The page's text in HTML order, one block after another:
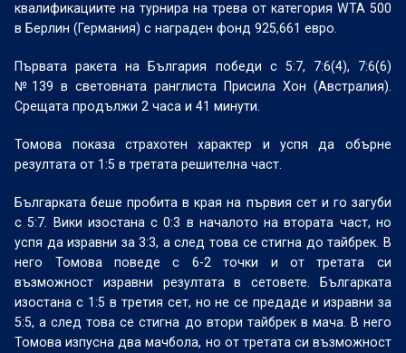
квалификациите на турнира на трева от категория WTA 500
в Берлин (Германия) с награден фонд 925,661 евро.
Първата ракета на България победи с 5:7, 7:6(4), 7:6(6)
№139 в световната ранглиста Присила Хон (Австралия).
Срещата продължи 2 часа и 41 минути.
Томова показа страхотен характер и успя да обърне
резултата от 1:5 в третата решителна част.
Българката беше пробита в края на първия сет и го загуби
с 5:7. Вики изостана с 0:3 в началото на втората част, но
успя да изравни за 3:3, а след това се стигна до тайбрек. В
него Томова поведе с 6-2 точки и от третата си
възможност изравни резултата в сетовете. Българката
изостана с 1:5 в третия сет, но не се предаде и изравни за
5:5, а след това се стигна до втори тайбрек в мача. В него
Томова изпусна два мачбола, но от третата си възможност